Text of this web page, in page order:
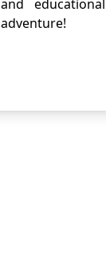
and
adventure!